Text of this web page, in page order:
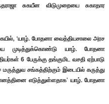
சுகயீன விடுமுறையை சுகாதார
‘யாழ். போதனா வைத்தியசாலை அரச
முடித்துக்கொண்டு யாழ். போதனா
6 பேருக்கு தங்குமிட வசதி ஏற்பாடு
சங்கத்திற்கும் இடையில் கருத்து
எடுத்துள்ளதாக’ யாழ். போதனா